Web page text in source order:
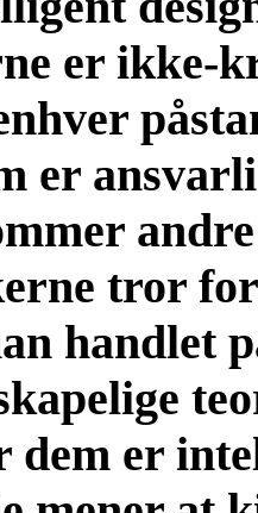
er ikke-
er
tror
handlet
er